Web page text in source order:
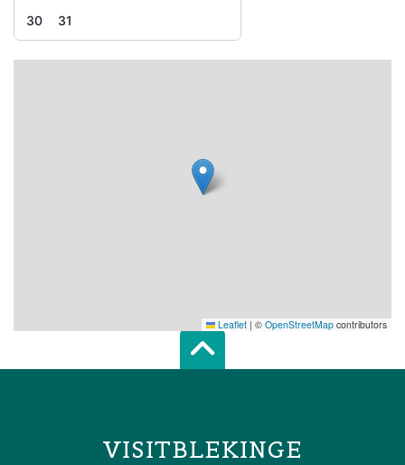
30
31
Leaflet | © OpenStreetMap contributors
Scroll top of
VISITBLEKINGE